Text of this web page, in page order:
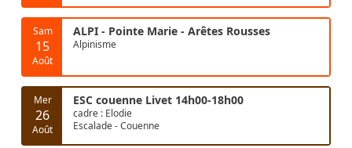
Sam
15
Août
ALPI - Pointe Marie - Arêtes Rousses
Alpinisme
Mer
26
Août
ESC couenne Livet 14h00-18h00
cadre : Elodie
Escalade - Couenne